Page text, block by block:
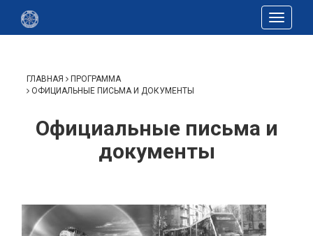
Toggle
ГЛАВНАЯ
ПРОГРАММА
ОФИЦИАЛЬНЫЕ ПИСЬМА И ДОКУМЕНТЫ
Официальные письма и
документы